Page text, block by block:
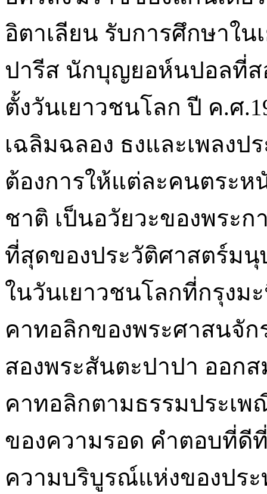
อิตาเลียน รับการศึกษาใ
ปารีส นักบุญยอห์นปอลที่ส
ตั้งวันเยาวชนโลก ปี ค.ศ
เฉลิมฉลอง ธงและเพลง
ต้องการให้แต่ละคนตระ
ชาติ เป็นอวัยวะของพระ
ที่สุดของประวัติศาสตร์ม
ในวันเยาวชนโลกที่กรุงม
คาทอลิกของพระศาสนจั
สองพระสันตะปาปา ออกส
คาทอลิกตามธรรมประเพ
ของความรอด คำตอบที่ดี
ความบริบูรณ์แห่งของปร